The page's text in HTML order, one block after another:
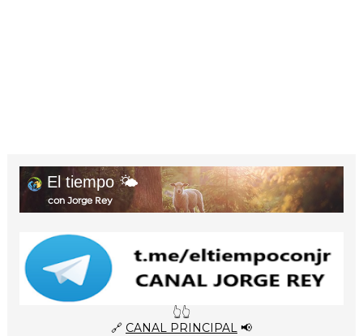
El tiempo 🌤️
con Jorge Rey
👆👆
🔗 CANAL PRINCIPAL📢